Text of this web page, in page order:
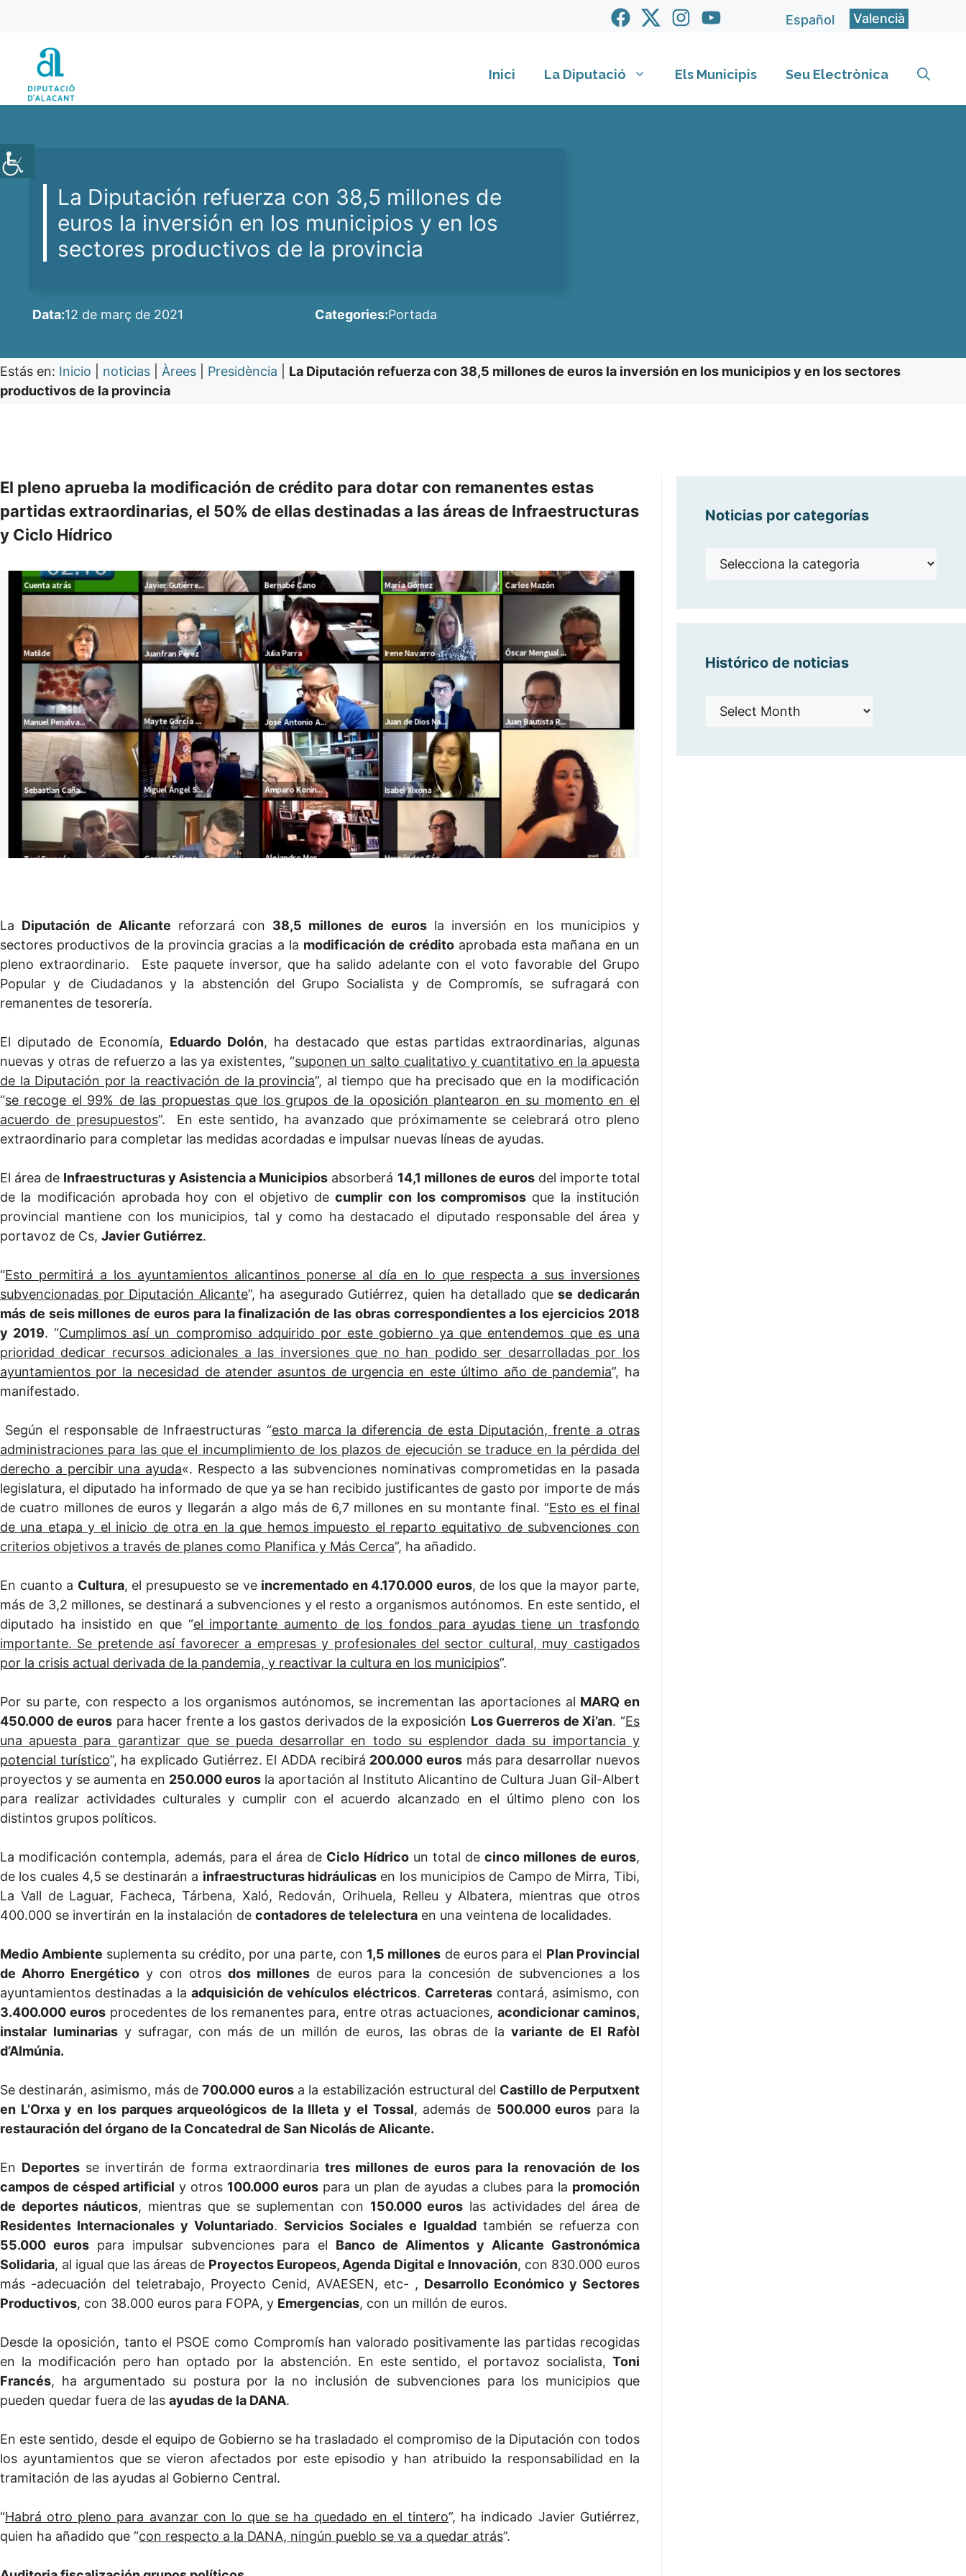
contingut
Español Valencià
Inici La Diputació Els Municipis Seu Electrònica
La Diputación refuerza con 38,5 millones de
euros la inversión en los municipios y en los
sectores productivos de la provincia
Data:12 de març de 2021 Categories:Portada
Estás en: Inicio noticias Àrees Presidència
La Diputación refuerza con 38,5 millones de euros la inversión en los municipios y en los sectores
productivos de la provincia
El pleno aprueba la modificación de crédito para dotar con remanentes estas
partidas extraordinarias, el 50% de ellas destinadas a las áreas de Infraestructuras
y Ciclo Hídrico
La Diputación de Alicante reforzará con 38,5 millones de eurosla inversión en los municipios y
sectores productivos de la provincia gracias a la modificación de créditoaprobada esta mañana en un
pleno extraordinario. Este paquete inversor, que ha salido adelante con el voto favorable del Grupo
Popular y de Ciudadanos y la abstención del Grupo Socialista y de Compromís, se sufragará con
remanentes de tesorería.
El diputado de Economía, Eduardo Dolón, ha destacado que estas partidas extraordinarias, algunas
nuevas y otras de refuerzo a las ya existentes, “suponen un salto cualitativo y cuantitativo en la apuesta
de la Diputación por la reactivación de la provincia”, al tiempo que ha precisado que en la modificación
“se recoge el 99% de las propuestas que los grupos de la oposición plantearon en su momento en el
acuerdo de presupuestos”. En este sentido, ha avanzado que próximamente se celebrará otro pleno
extraordinario para completar las medidas acordadas e impulsar nuevas líneas de ayudas.
El área de Infraestructuras y Asistencia a Municipios absorberá 14,1 millones de eurosdel importe total
de la modificación aprobada hoy con el objetivo decumplir con los compromisos que la institución
provincial mantiene con los municipios, tal y como ha destacado el diputado responsable del área y
portavoz de Cs, Javier Gutiérrez.
“Esto permitirá a los ayuntamientos alicantinos ponerse al día en lo que respecta a sus inversiones
subvencionadas por Diputación Alicante”, ha asegurado Gutiérrez, quien ha detallado quese dedicarán
más de seis millones de euros para la finalización de las obras correspondientes a los ejercicios 2018
y 2019. “Cumplimos así un compromiso adquirido por este gobierno ya que entendemos que es una
prioridad dedicar recursos adicionales a las inversiones que no han podido ser desarrolladas por los
ayuntamientos por la necesidad de atender asuntos de urgencia en este último año de pandemia”, ha
manifestado.
Según el responsable de Infraestructuras “esto marca la diferencia de esta Diputación, frente a otras
administraciones para las que el incumplimiento de los plazos de ejecución se traduce en la pérdida del
derecho a percibir una ayuda«. Respecto a las subvenciones nominativas comprometidas en la pasada
legislatura, el diputado ha informado de que ya se han recibido justificantes de gasto por importe de más
de cuatro millones de euros y llegarán a algo más de 6,7 millones en su montante final. “Esto es el final
de una etapa y el inicio de otra en la que hemos impuesto el reparto equitativo de subvenciones con
criterios objetivos a través de planes como Planifica y Más Cerca”, ha añadido.
En cuanto a Cultura, el presupuesto se ve incrementado en 4.170.000 euros, de los que la mayor parte,
más de 3,2 millones, se destinará a subvenciones y el resto a organismos autónomos. En este sentido, el
diputado ha insistido en que “el importante aumento de los fondos para ayudas tiene un trasfondo
importante. Se pretende así favorecer a empresas y profesionales del sector cultural, muy castigados
por la crisis actual derivada de la pandemia, y reactivar la cultura en los municipios”.
Por su parte, con respecto a los organismos autónomos, se incrementan las aportaciones al MARQ en
450.000 de euros para hacer frente a los gastos derivados de la exposición Los Guerreros de Xi’an. “Es
una apuesta para garantizar que se pueda desarrollar en todo su esplendor dada su importancia y
potencial turístico”, ha explicado Gutiérrez. El ADDA recibirá 200.000 euros más para desarrollar nuevos
proyectos y se aumenta en 250.000 euros la aportación al Instituto Alicantino de Cultura Juan Gil-Albert
para realizar actividades culturales y cumplir con el acuerdo alcanzado en el último pleno con los
distintos grupos políticos.
La modificación contempla, además, para el área de Ciclo Hídricoun total decinco millones de euros,
de los cuales 4,5 se destinarán a infraestructuras hidráulicasen los municipios de Campo de Mirra, Tibi,
La Vall de Laguar, Facheca, Tárbena, Xaló, Redován, Orihuela, Relleu y Albatera, mientras que otros
400.000 se invertirán en la instalación de contadores de telelectura en una veintena de localidades.
Medio Ambiente suplementa su crédito, por una parte, con 1,5 millones de euros para el Plan Provincial
de Ahorro Energéticoy con otros dos millonesde euros para la concesión de subvenciones a los
ayuntamientos destinadas a laadquisición de vehículos eléctricos. Carreterascontará, asimismo, con
3.400.000 eurosprocedentes de los remanentes para, entre otras actuaciones, acondicionar caminos,
instalar luminariasy sufragar, con más de un millón de euros, las obras de lavariante de El Rafòl
d’Almúnia.
Se destinarán, asimismo, más de700.000 euros a la estabilización estructural del Castillo de Perputxent
en L’Orxa y en los parques arqueológicos de la Illeta y el Tossal, además de 500.000 euros para la
restauración del órgano de la Concatedral de San Nicolás de Alicante.
En Deportes se invertirán de forma extraordinaria tres millones de euros para la renovación de los
campos de césped artificial y otros 100.000 euros para un plan de ayudas a clubes para la promoción
de deportes náuticos, mientras que se suplementan con 150.000 euros las actividades del área de
Residentes Internacionales y Voluntariado.Servicios Sociales e Igualdadtambién se refuerza con
55.000 eurospara impulsar subvenciones para el Banco de Alimentos y Alicante Gastronómica
Solidaria, al igual que las áreas de Proyectos Europeos, Agenda Digital e Innovación, con 830.000 euros
más -adecuación del teletrabajo, Proyecto Cenid, AVAESEN, etc- , Desarrollo Económico y Sectores
Productivos, con 38.000 euros para FOPA, y Emergencias, con un millón de euros.
Desde la oposición, tanto el PSOE como Compromís han valorado positivamente las partidas recogidas
en la modificación pero han optado por la abstención. En este sentido, el portavoz socialista, Toni
Francés, ha argumentado su postura por la no inclusión de subvenciones para los municipios que
pueden quedar fuera de las ayudas de la DANA.
En este sentido, desde el equipo de Gobierno se ha trasladado el compromiso de la Diputación con todos
los ayuntamientos que se vieron afectados por este episodio y han atribuido la responsabilidad en la
tramitación de las ayudas al Gobierno Central.
“Habrá otro pleno para avanzar con lo que se ha quedado en el tintero”, ha indicado Javier Gutiérrez,
quien ha añadido que “con respecto a la DANA, ningún pueblo se va a quedar atrás”.
Noticias por categorías
Noticias
Histórico de noticias
Histórico